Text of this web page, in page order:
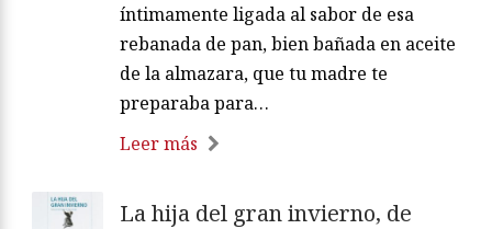
íntimamente ligada al sabor de esa
rebanada de pan, bien bañada en aceite
de la almazara, que tu madre te
preparaba para…
Leer más
La hija del gran invierno, de